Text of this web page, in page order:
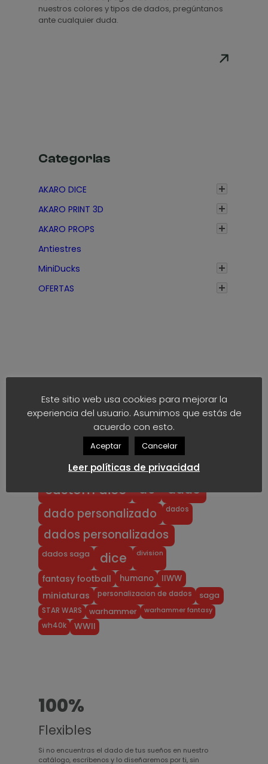
7
nuestros colores y tipos de dados, pregúntanos
ante cualquier duda.
Categorias
AKARO DICE
AKARO PRINT 3D
AKARO PROPS
Antiestres
MiniDucks
OFERTAS
40k akaro dice anime block
blood bowl bloodbowl
chibi bowl custom d6
custom dice d6 dado
dado personalizado dados
dados personalizados
dados saga dice division
fantasy football humano IIWW
miniaturas personalizacion de dados saga
STAR WARS warhammer warhammer fantasy
wh40k WWII
100%
Flexibles
Si no encuentras el dado de tus sueños en nuestro
catálogo, escríbenos y lo diseñaremos por ti, sin
Este sitio web usa cookies para mejorar la
experiencia del usuario. Asumimos que estás de
acuerdo con esto.
Aceptar Cancelar
Leer políticas de privacidad